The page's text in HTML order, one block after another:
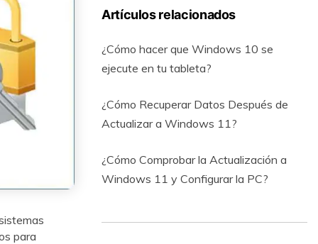
para
Artículos relacionados
¿Cómo hacer que Windows 10 se
ejecute en tu tableta?
¿Cómo Recuperar Datos Después de
Actualizar a Windows 11?
¿Cómo Comprobar la Actualización a
Windows 11 y Configurar la PC?